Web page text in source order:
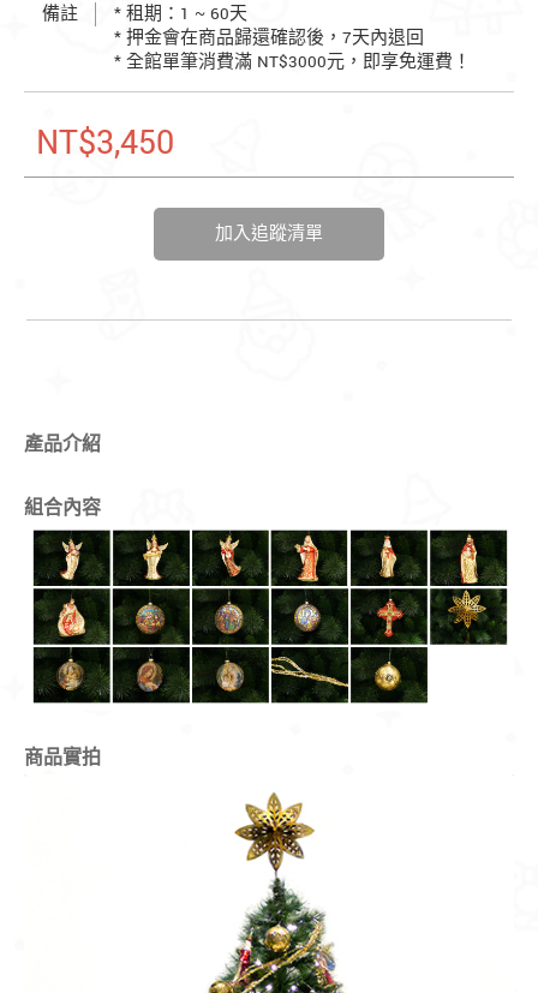
備註
* 租期：1 ~ 60天
* 押金會在商品歸還確認後，7天內退回
* 全館單筆消費滿 NT$3000元，即享免運費！
NT$3,450
加入追蹤清單
產品介紹
組合內容
商品實拍